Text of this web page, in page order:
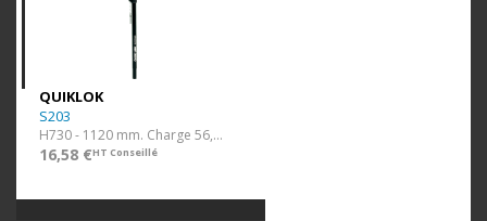
QUIKLOK
S203
H730 - 1120 mm. Charge 56,60 kg.
16,58 €HT Conseillé